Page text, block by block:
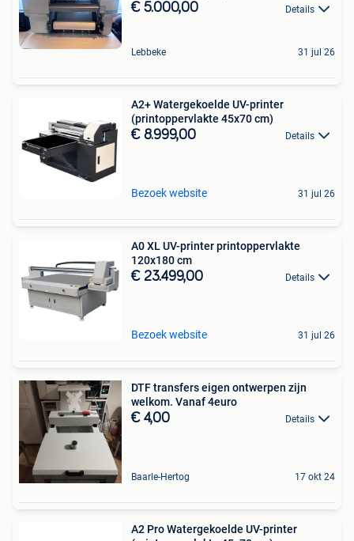
€ 5.000,00 Details
Lebbeke 31 jul 26
A2+ Watergekoelde UV-printer
(printoppervlakte 45x70 cm)
€ 8.999,00 Details
Bezoek website 31 jul 26
A0 XL UV-printer printoppervlakte
120x180 cm
€ 23.499,00 Details
Bezoek website 31 jul 26
DTF transfers eigen ontwerpen zijn
welkom. Vanaf 4euro
€ 4,00 Details
Baarle-Hertog 17 okt 24
A2 Pro Watergekoelde UV-printer